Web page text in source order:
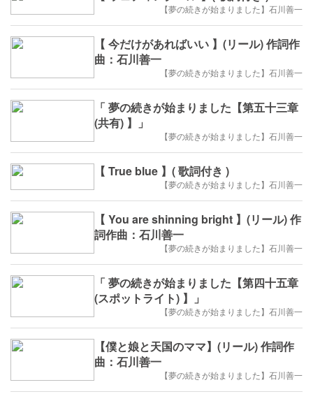
【夢の続きが始まりました】石川善一
【 今だけがあればいい 】(リール) 作詞作
曲：石川善一
【夢の続きが始まりました】石川善一
「 夢の続きが始まりました【第五十三章
(共有) 】」
【夢の続きが始まりました】石川善一
【 True blue 】( 歌詞付き )
【夢の続きが始まりました】石川善一
【 You are shinning bright 】(リール) 作
詞作曲：石川善一
【夢の続きが始まりました】石川善一
「 夢の続きが始まりました【第四十五章
(スポットライト) 】」
【夢の続きが始まりました】石川善一
【僕と娘と天国のママ】(リール) 作詞作
曲：石川善一
【夢の続きが始まりました】石川善一